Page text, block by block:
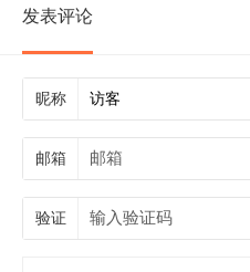
发表评论
昵称
邮箱
验证